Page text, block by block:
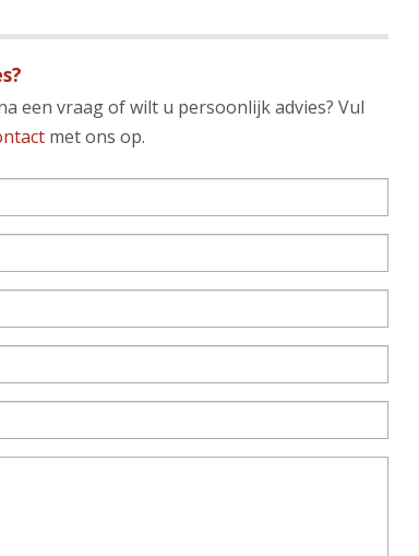
een vraag of wilt u persoonlijk advies? Vul
met ons op.